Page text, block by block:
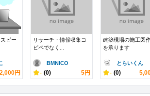
ピー
円
リサーチ・情報収集コ
ピペでなく...
BMNICO
- (0) 5円
建築現場の施工図
を承ります
とらいくん
- (0)